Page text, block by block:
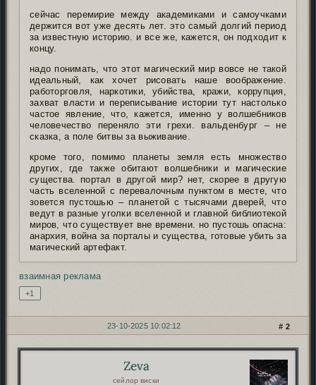
сейчас перемирие между академиками и самоучками
держится вот уже десять лет. это самый долгий период
за известную историю. и все же, кажется, он подходит к
концу.
надо понимать, что этот магический мир вовсе не такой
идеальный, как хочет рисовать наше воображение.
работорговля, наркотики, убийства, кражи, коррупция,
захват власти и переписывание истории тут настолько
частое явление, что, кажется, именно у волшебников
человечество переняло эти грехи. вальденбург – не
сказка, а поле битвы за выживание.
кроме того, помимо планеты земля есть множество
других, где также обитают волшебники и магические
существа. портал в другой мир? нет, скорее в другую
часть вселенной с перевалочным пунктом в месте, что
зовется пустошью – планетой с тысячами дверей, что
ведут в разные уголки вселенной и главной библиотекой
миров, что существует вне времени. но пустошь опасна:
анархия, война за порталы и существа, готовые убить за
магический артефакт.
взаимная реклама
+1
2
23-10-2025 10:02:12
Zeva
сейлор виски